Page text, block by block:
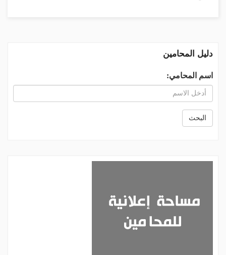
دليل المحامين
اسم المحامي:
البحث